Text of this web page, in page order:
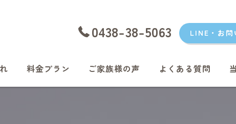
0438-38-5063 LINE・お問
料金プラン ご家族様の声 よくある質問